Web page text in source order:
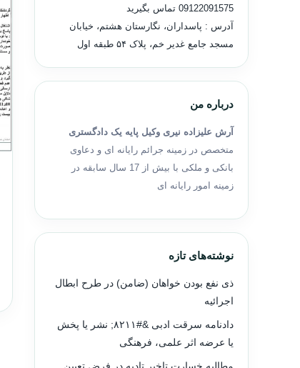
09122091575 تماس بگیرید
آدرس : پاسداران، نگارستان هشتم، خیابان
مسجد جامع غدیر خم، پلاک ۵۴ طبقه اول
درباره من
آرش علیزاده نیری وکیل پایه یک دادگستری
متخصص در زمینه جرائم رایانه ای و دعاوی
بانکی و ملکی با بیش از 17 سال سابقه در
زمینه امور رایانه ای
نوشته‌های تازه
ذی نفع بودن خواهان (ضامن) در طرح ابطال
اجرائیه
دادنامه سرقت ادبی &#۸۲۱۱; نشر یا پخش
یا عرضه اثر علمی، فرهنگی